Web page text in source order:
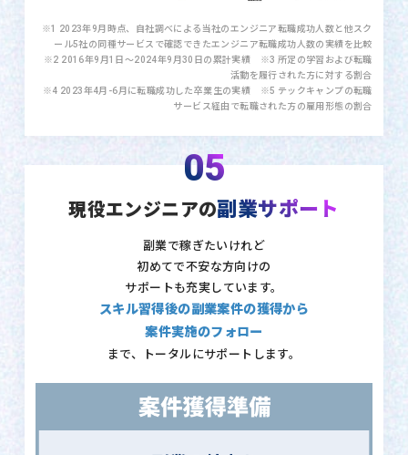
※1 2023年9月時点、自社調べによる当社のエンジニア転職成功人数と他スク
ール5社の同種サービスで確認できたエンジニア転職成功人数の実績を比較
※2 2016年9月1日〜2024年9月30日の累計実績 ※3 所定の学習および転職
活動を履行された方に対する割合
※4 2023年4月-6月に転職成功した卒業生の実績 ※5 テックキャンプの転職
サービス経由で転職された方の雇用形態の割合
05
現役エンジニアの副業サポート
副業で稼ぎたいけれど
初めてで不安な方向けの
サポートも充実しています。
スキル習得後の副業案件の獲得から
案件実施のフォロー
まで、トータルにサポートします。